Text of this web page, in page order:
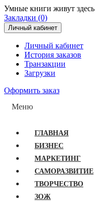
Умные книги живут здесь
Закладки (0)
Личный кабинет
Личный кабинет
История заказов
Транзакции
Загрузки
Оформить заказ
Меню
ГЛАВНАЯ
БИЗНЕС
МАРКЕТИНГ
САМОРАЗВИТИЕ
ТВОРЧЕСТВО
ЗОЖ